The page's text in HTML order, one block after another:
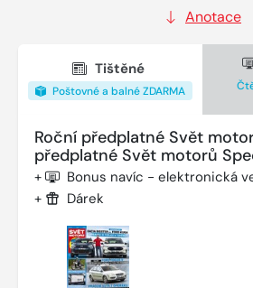
Anotace
Tištěné
Poštovné a balné ZDARMA
Roční předplatné Svět
předplatné Svět motorů
+ Bonus navíc - elektronická
+ Dárek